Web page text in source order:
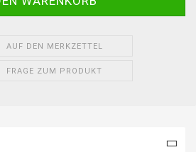
AUF DEN MERKZETTEL
FRAGE ZUM PRODUKT